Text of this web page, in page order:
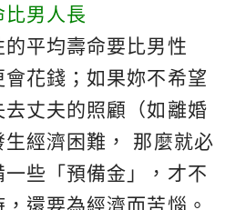
男人長
平均壽命要比男性
花錢；如果妳不希望
丈夫的照顧（如離婚
經濟困難， 那麼就必
些「預備金」，才不
還要為經濟而苦惱。